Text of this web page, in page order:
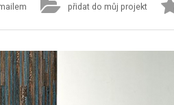
přidat do můj projekt